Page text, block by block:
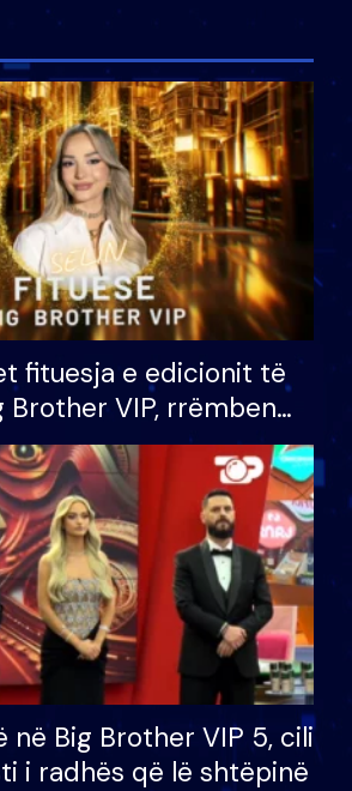
fituesja e edicionit të
Brother VIP, rrëmben
prej 100 mijë eurosh
në Big Brother VIP 5, cili
i radhës që lë shtëpinë